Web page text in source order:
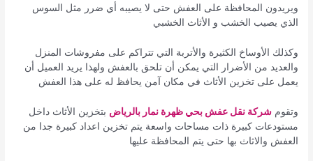
ويريدون المحافظة على العفش حتى لا يصيبه أي ضرر مثل السوس
الذي يصيب الخشب و الأثاث الخشبي
وكذلك الأوساخ الكثيرة والأتربة التي تتراكم على مفروشات المنزل
والعديد من الأضرار التي يمكن أن تلحق بالعفش ولهذا يريد العميل أن
يعمل على تخزين الأثاث في مكان آمن يحافظ له على هذا العفش
وتقومشركة نقل عفش بحي ظهرة نمار بالرياض بتخزين الأثاث داخل
مستودعات كبيرة ذات مساحات واسعة يتم تخزين اعداد كبيرة جدا من
العفش والاثاث بها حتى يتم المحافظة عليها